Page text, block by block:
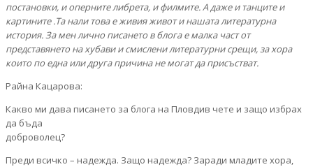
постановки, и оперните либрета, и филмите. А даже и танците и
картините .Та нали това е живия живот и нашата литературна
история. За мен лично писането в блога е малка част от
представянето на хубави и смислени литературни срещи, за хора
които по една или друга причина не могат да присъстват.
Райна Кацарова:
Какво ми дава писането за блога на Пловдив чете и защо избрах
да бъда
доброволец?
Преди всичко – надежда. Защо надежда? Заради младите хора,